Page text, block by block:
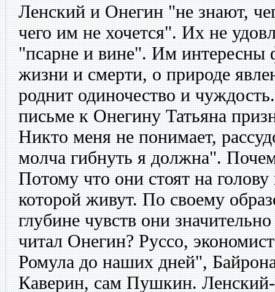
Ленский и Онегин "не знают,
чего им не хочется". Их не
"псарне и вине". Им интересны
жизни и смерти, о природе
роднит одиночество и
письме к Онегину Татьяна
Никто меня не понимает,
молча гибнуть я должна".
Потому что они стоят на
которой живут. По своему
глубине чувств они
читал Онегин? Руссо,
Ромула до наших дней",
Каверин, сам Пушкин.